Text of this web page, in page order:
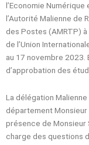
l’Economie
l’Autorité Malienne de
des Postes (AMRTP)
de l’Union
au 17 novembre
d’approbation des
La délégation
département Monsieur
présence de Monsieur
charge des questions